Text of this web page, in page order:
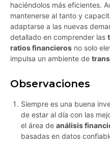
haciéndolos más eficientes.
mantenerse al tanto y
adaptarse a las nuevas
detallado en comprender las
ratios financieros no solo
impulsa un ambiente de
Observaciones
Siempre es una buena
de estar al día con las
el área de análisis
basadas en datos